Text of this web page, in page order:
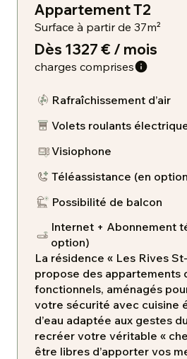
Appartement T2
Surface à partir de 37m²
Dès 1327 € / mois
charges comprises
Rafraîchissement d’air
Volets roulants
Visiophone
​Téléassistance (en
Possibilité de balcon
Internet + Abonnement
option)
La résidence « Les Rives
propose des appartements
fonctionnels, aménagés
votre sécurité avec cuisine
d’eau adaptée aux gestes
recréer votre véritable «
être libres d’apporter vos